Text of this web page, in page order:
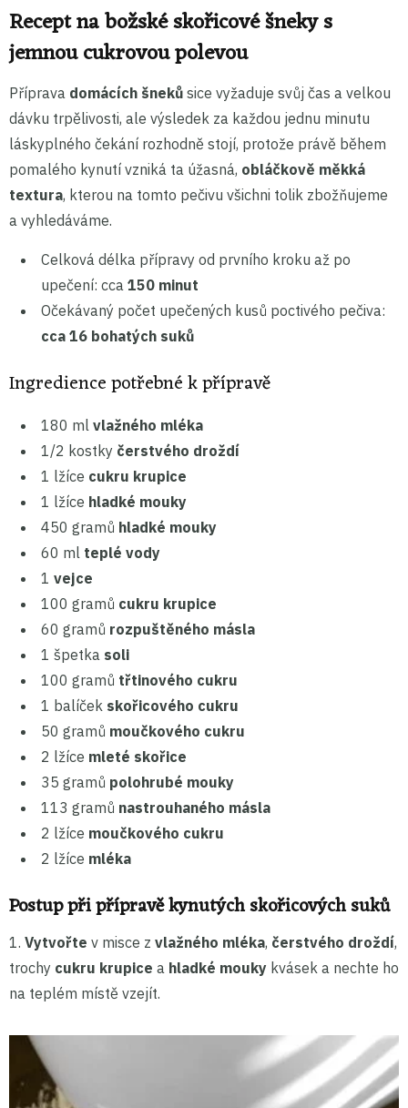
Recept na božské skořicové šneky s
jemnou cukrovou polevou
Příprava domácích šneků sice vyžaduje svůj čas a velkou
dávku trpělivosti, ale výsledek za každou jednu minutu
láskyplného čekání rozhodně stojí, protože právě během
pomalého kynutí vzniká ta úžasná, obláčkově měkká
textura, kterou na tomto pečivu všichni tolik zbožňujeme
a vyhledáváme.
Celková délka přípravy od prvního kroku až po
upečení: cca 150 minut
Očekávaný počet upečených kusů poctivého pečiva:
cca 16 bohatých suků
Ingredience potřebné k přípravě
180 ml vlažného mléka
1/2 kostky čerstvého droždí
1 lžíce cukru krupice
1 lžíce hladké mouky
450 gramů hladké mouky
60 ml teplé vody
1 vejce
100 gramů cukru krupice
60 gramů rozpuštěného másla
1 špetka soli
100 gramů třtinového cukru
1 balíček skořicového cukru
50 gramů moučkového cukru
2 lžíce mleté skořice
35 gramů polohrubé mouky
113 gramů nastrouhaného másla
2 lžíce moučkového cukru
2 lžíce mléka
Postup při přípravě kynutých skořicových suků
1. Vytvořte v misce z vlažného mléka, čerstvého droždí,
trochy cukru krupice a hladké mouky kvásek a nechte ho
na teplém místě vzejít.